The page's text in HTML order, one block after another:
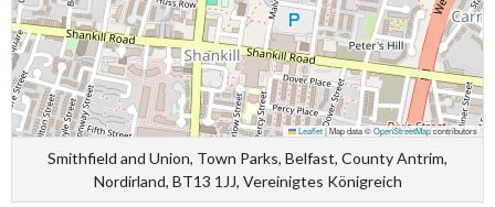
Leaflet|Map data ©OpenStreetMapcontributors
Smithfield and Union, Town Parks, Belfast, County Antrim,
Nordirland, BT13 1JJ, Vereinigtes Königreich